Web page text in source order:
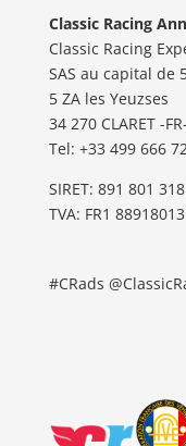
Classic Racing
Classic Racing
SAS au capital de
5 ZA les Yeuzses
34 270 CLARET -FR-
Tel: ‭+33 499 666
SIRET: 891 801
TVA: FR1
#CRads